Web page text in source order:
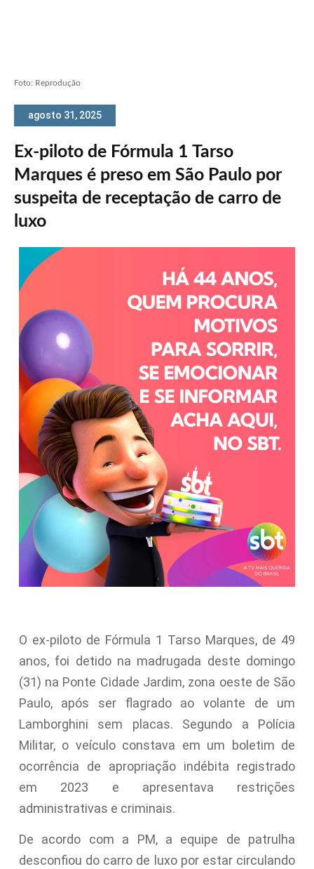
Foto: Reprodução
agosto 31, 2025
Ex-piloto de Fórmula 1 Tarso
Marques é preso em São Paulo por
suspeita de receptação de carro de
luxo
O ex-piloto de Fórmula 1 Tarso Marques, de 49
anos, foi detido na madrugada deste domingo
(31) na Ponte Cidade Jardim, zona oeste de São
Paulo, após ser flagrado ao volante de um
Lamborghini sem placas. Segundo a Polícia
Militar, o veículo constava em um boletim de
ocorrência de apropriação indébita registrado
em 2023 e apresentava restrições
administrativas e criminais.
De acordo com a PM, a equipe de patrulha
desconfiou do carro de luxo por estar circulando